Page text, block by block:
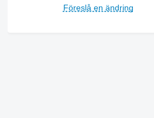
Föreslå en ändring